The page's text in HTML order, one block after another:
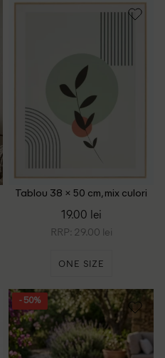
Tablou 38 × 50 cm, mix culori
19.00 lei
RRP: 29.00 lei
ONE SIZE
- 50%